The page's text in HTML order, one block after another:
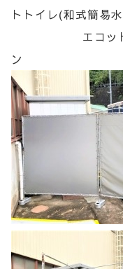
トトイレ(和式簡易
エコットトイ
ン